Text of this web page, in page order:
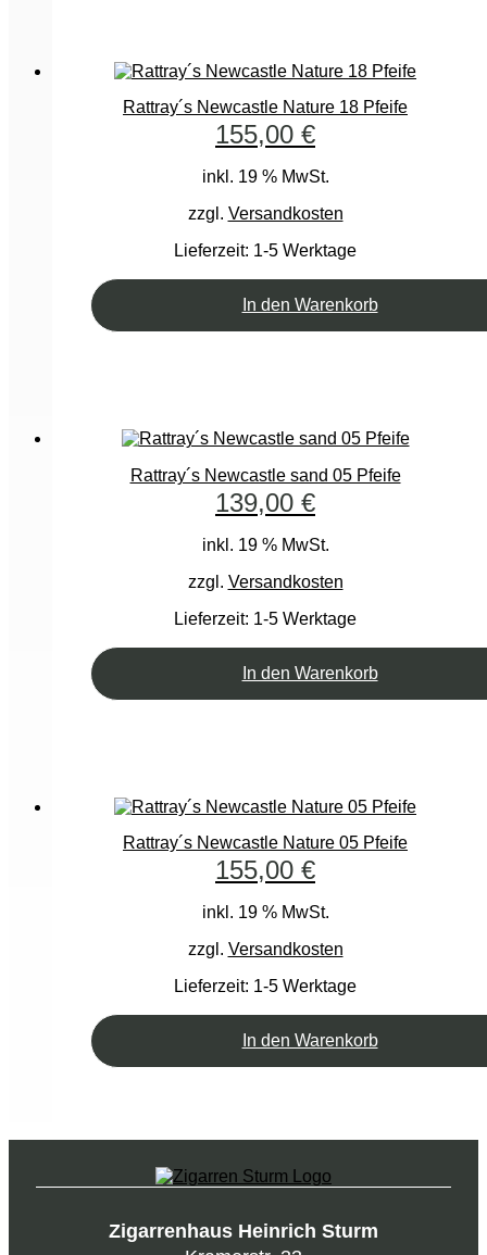
Rattray´s Newcastle Nature 18 Pfeife
155,00 €
inkl. 19 % MwSt.
zzgl. Versandkosten
Lieferzeit: 1-5 Werktage
In den Warenkorb
Rattray´s Newcastle sand 05 Pfeife
139,00 €
inkl. 19 % MwSt.
zzgl. Versandkosten
Lieferzeit: 1-5 Werktage
In den Warenkorb
Rattray´s Newcastle Nature 05 Pfeife
155,00 €
inkl. 19 % MwSt.
zzgl. Versandkosten
Lieferzeit: 1-5 Werktage
In den Warenkorb
Zigarrenhaus Heinrich Sturm